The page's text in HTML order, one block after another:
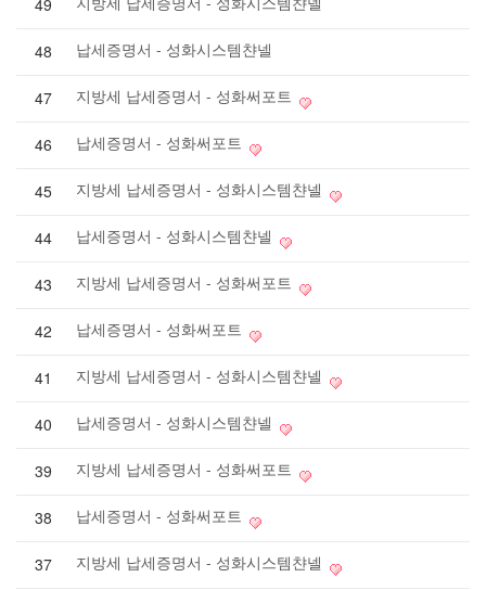
48 납세증명서 - 성화시스템챤넬
47 지방세 납세증명서 - 성화써포트
46 납세증명서 - 성화써포트
45 지방세 납세증명서 - 성화시스템챤넬
44 납세증명서 - 성화시스템챤넬
43 지방세 납세증명서 - 성화써포트
42 납세증명서 - 성화써포트
41 지방세 납세증명서 - 성화시스템챤넬
40 납세증명서 - 성화시스템챤넬
39 지방세 납세증명서 - 성화써포트
38 납세증명서 - 성화써포트
37 지방세 납세증명서 - 성화시스템챤넬